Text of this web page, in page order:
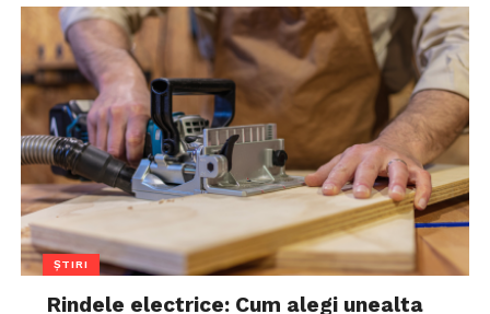
ȘTIRI
Rindele electrice: Cum alegi unealta